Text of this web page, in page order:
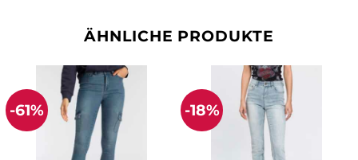
ÄHNLICHE PRODUKTE
-61% -18%